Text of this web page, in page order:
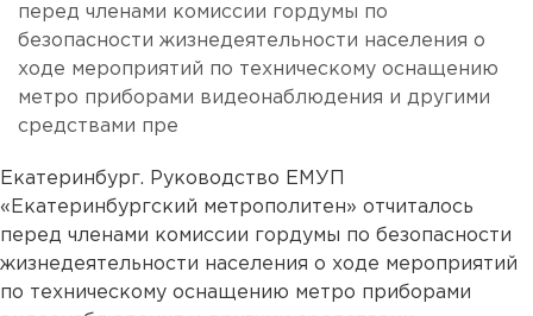
перед членами комиссии гордумы по
безопасности жизнедеятельности населения о
ходе мероприятий по техническому оснащению
метро приборами видеонаблюдения и другими
средствами пре
Екатеринбург. Руководство ЕМУП
«Екатеринбургский метрополитен» отчиталось
перед членами комиссии гордумы по безопасности
жизнедеятельности населения о ходе мероприятий
по техническому оснащению метро приборами